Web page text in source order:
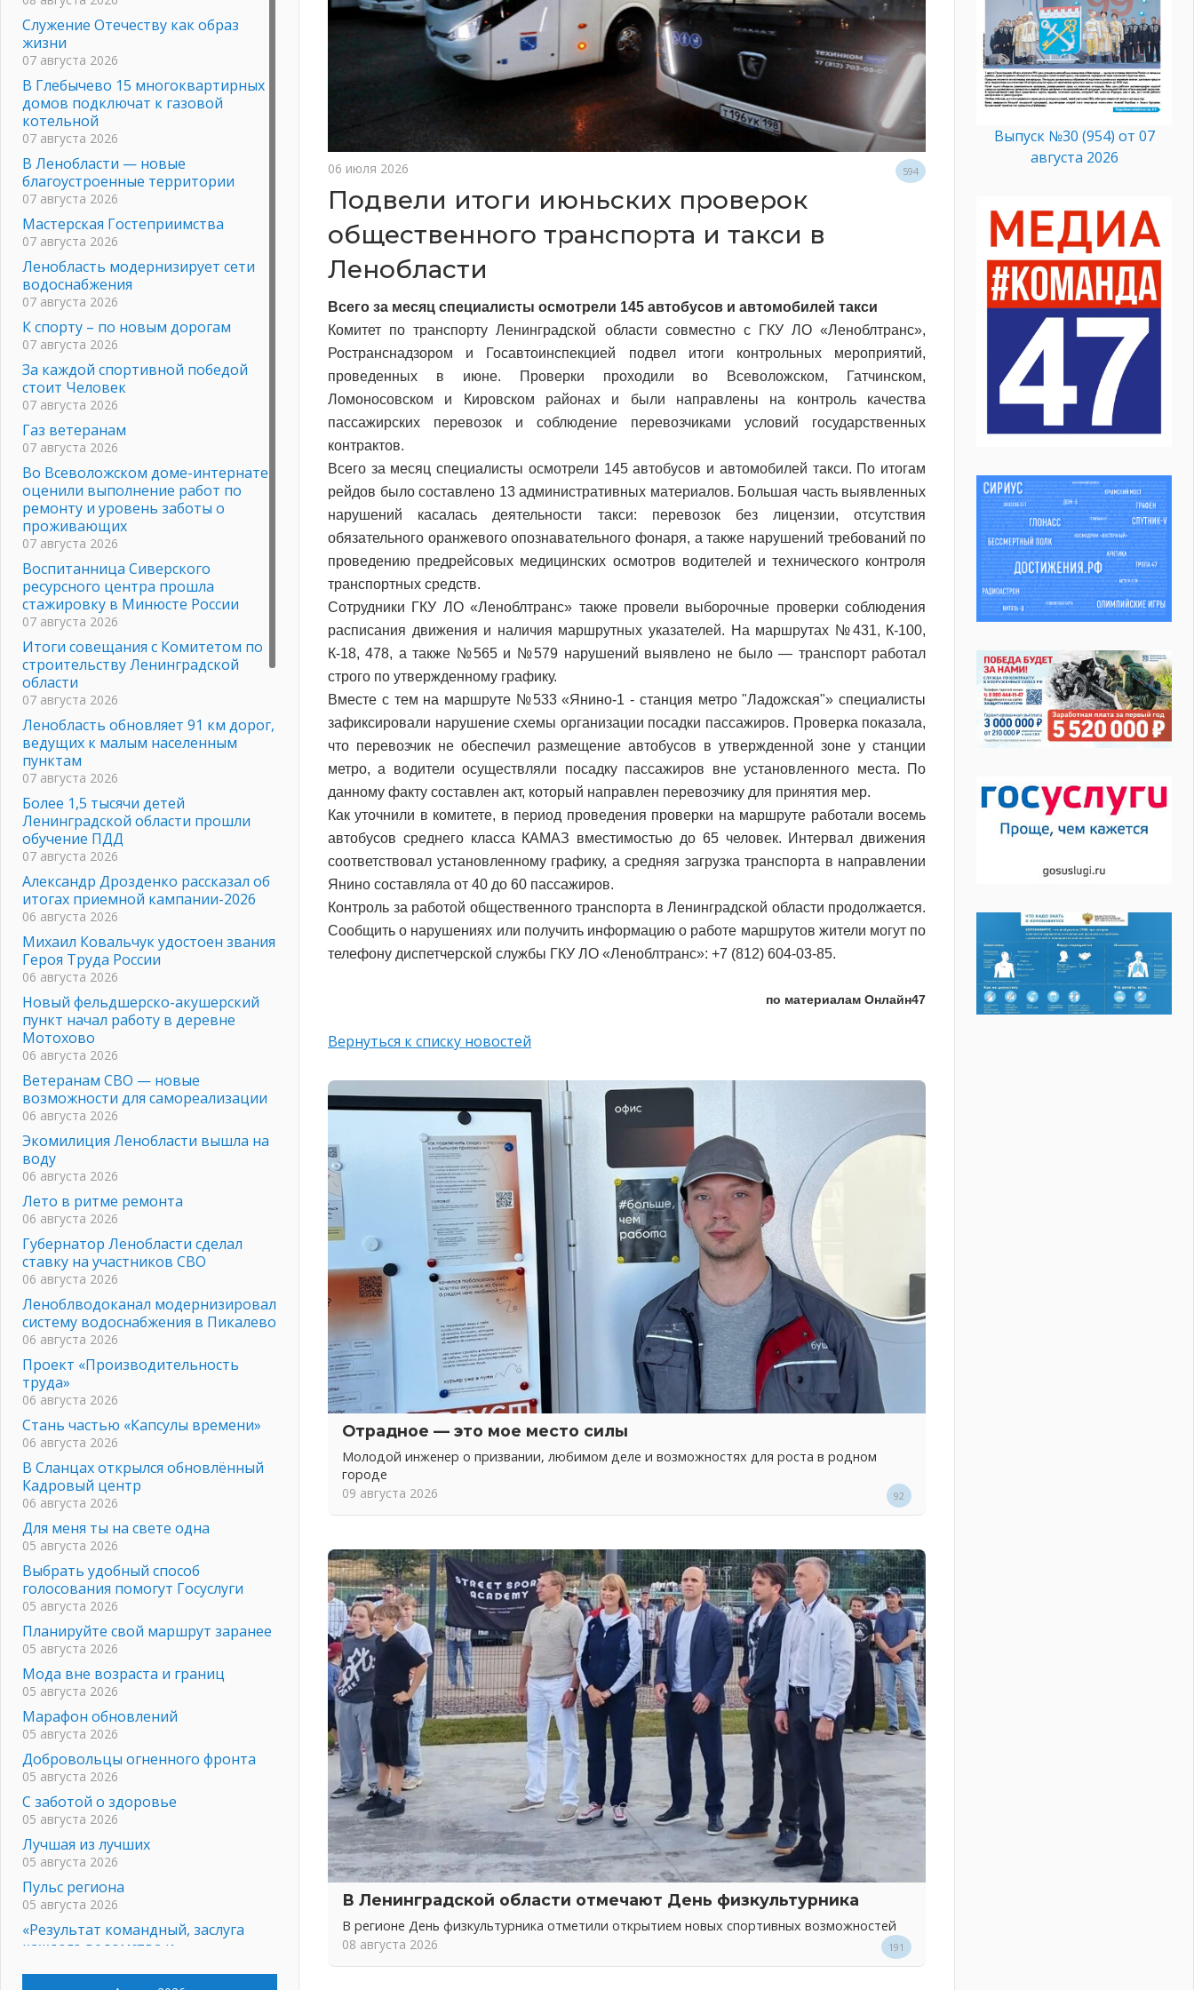
06 июля 2026 594
Подвели итоги июньских проверок
общественного транспорта и такси в
Ленобласти
Всего за месяц специалисты осмотрели 145 автобусов и автомобилей такси
Комитет по транспорту Ленинградской области совместно с ГКУ ЛО «Леноблтранс»,
Ространснадзором и Госавтоинспекцией подвел итоги контрольных мероприятий,
проведенных в июне. Проверки проходили во Всеволожском, Гатчинском,
Ломоносовском и Кировском районах и были направлены на контроль качества
пассажирских перевозок и соблюдение перевозчиками условий государственных
контрактов.
Всего за месяц специалисты осмотрели 145 автобусов и автомобилей такси. По итогам
рейдов было составлено 13 административных материалов. Большая часть выявленных
нарушений касалась деятельности такси: перевозок без лицензии, отсутствия
обязательного оранжевого опознавательного фонаря, а также нарушений требований по
проведению предрейсовых медицинских осмотров водителей и технического контроля
транспортных средств.
Сотрудники ГКУ ЛО «Леноблтранс» также провели выборочные проверки соблюдения
расписания движения и наличия маршрутных указателей. На маршрутах №431, К-100,
К-18, 478, а также №565 и №579 нарушений выявлено не было — транспорт работал
строго по утвержденному графику.
Вместе с тем на маршруте №533 «Янино-1 - станция метро "Ладожская"» специалисты
зафиксировали нарушение схемы организации посадки пассажиров. Проверка показала,
что перевозчик не обеспечил размещение автобусов в утвержденной зоне у станции
метро, а водители осуществляли посадку пассажиров вне установленного места. По
данному факту составлен акт, который направлен перевозчику для принятия мер.
Как уточнили в комитете, в период проведения проверки на маршруте работали восемь
автобусов среднего класса КАМАЗ вместимостью до 65 человек. Интервал движения
соответствовал установленному графику, а средняя загрузка транспорта в направлении
Янино составляла от 40 до 60 пассажиров.
Контроль за работой общественного транспорта в Ленинградской области продолжается.
Сообщить о нарушениях или получить информацию о работе маршрутов жители могут по
телефону диспетчерской службы ГКУ ЛО «Леноблтранс»: +7 (812) 604-03-85.
по материалам Онлайн47
Вернуться к списку новостей
Отрадное — это мое место силы
Молодой инженер о призвании, любимом деле и возможностях для роста в родном
городе
09 августа 2026
92
В Ленинградской области отмечают День физкультурника
В регионе День физкультурника отметили открытием новых спортивных возможностей
08 августа 2026
191
Служение Отечеству как образ
жизни
07 августа 2026
В Глебычево 15 многоквартирных
домов подключат к газовой
котельной
07 августа 2026
В Ленобласти — новые
благоустроенные территории
07 августа 2026
Мастерская Гостеприимства
07 августа 2026
Ленобласть модернизирует сети
водоснабжения
07 августа 2026
К спорту – по новым дорогам
07 августа 2026
За каждой спортивной победой
стоит Человек
07 августа 2026
Газ ветеранам
07 августа 2026
Во Всеволожском доме-интернате
оценили выполнение работ по
ремонту и уровень заботы о
проживающих
07 августа 2026
Воспитанница Сиверского
ресурсного центра прошла
стажировку в Минюсте России
07 августа 2026
Итоги совещания с Комитетом по
строительству Ленинградской
области
07 августа 2026
Ленобласть обновляет 91 км дорог,
ведущих к малым населенным
пунктам
07 августа 2026
Более 1,5 тысячи детей
Ленинградской области прошли
обучение ПДД
07 августа 2026
Александр Дрозденко рассказал об
итогах приемной кампании-2026
06 августа 2026
Михаил Ковальчук удостоен звания
Героя Труда России
06 августа 2026
Новый фельдшерско-акушерский
пункт начал работу в деревне
Мотохово
06 августа 2026
Ветеранам СВО — новые
возможности для самореализации
06 августа 2026
Экомилиция Ленобласти вышла на
воду
06 августа 2026
Лето в ритме ремонта
06 августа 2026
Губернатор Ленобласти сделал
ставку на участников СВО
06 августа 2026
Леноблводоканал модернизировал
систему водоснабжения в Пикалево
06 августа 2026
Проект «Производительность
труда»
06 августа 2026
Стань частью «Капсулы времени»
06 августа 2026
В Сланцах открылся обновлённый
Кадровый центр
06 августа 2026
Для меня ты на свете одна
05 августа 2026
Выбрать удобный способ
голосования помогут Госуслуги
05 августа 2026
Планируйте свой маршрут заранее
05 августа 2026
Мода вне возраста и границ
05 августа 2026
Марафон обновлений
05 августа 2026
Добровольцы огненного фронта
05 августа 2026
С заботой о здоровье
05 августа 2026
Лучшая из лучших
05 августа 2026
Пульс региона
05 августа 2026
«Результат командный, заслуга
каждого ведомства и
Выпуск №30 (954) от 07
августа 2026